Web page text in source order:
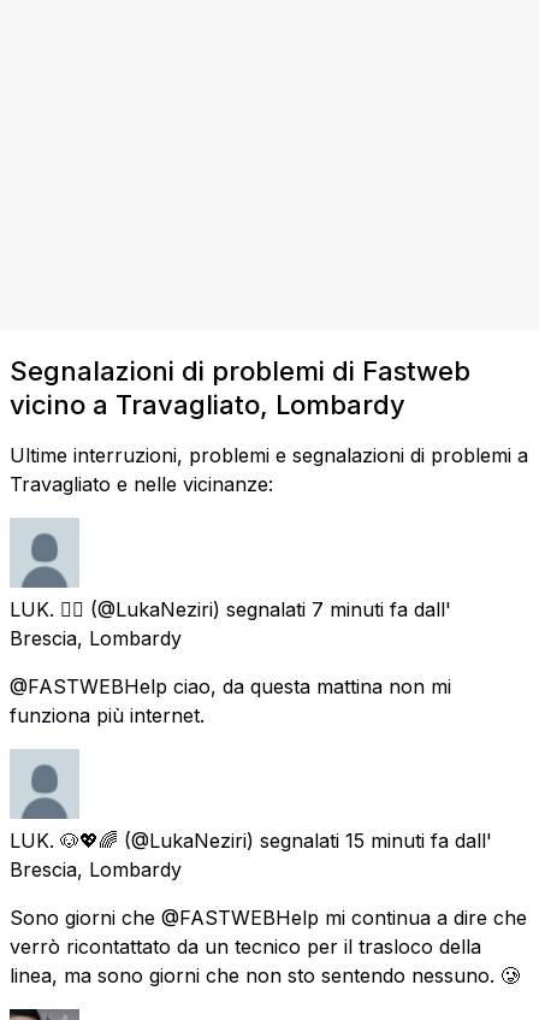
Segnalazioni di problemi di Fastweb
vicino a Travagliato, Lombardy
Ultime interruzioni, problemi e segnalazioni di problemi a
Travagliato e nelle vicinanze:
LUK. 🏳️‍🌈 (@LukaNeziri) segnalati 7 minuti fa dall'
Brescia, Lombardy
@FASTWEBHelp ciao, da questa mattina non mi
funziona più internet.
LUK. 🐶💖🌈 (@LukaNeziri) segnalati 15 minuti fa dall'
Brescia, Lombardy
Sono giorni che @FASTWEBHelp mi continua a dire che
verrò ricontattato da un tecnico per il trasloco della
linea, ma sono giorni che non sto sentendo nessuno. 🥲